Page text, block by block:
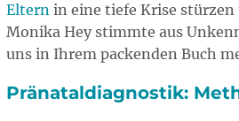
Eltern in eine tiefe Krise
Monika Hey stimmte aus
uns in Ihrem packenden Buch
Pränataldiagnostik: